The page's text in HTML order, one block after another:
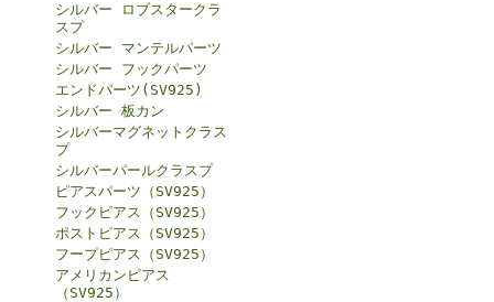
シルバー ロブスタークラ
スプ
シルバー マンテルパーツ
シルバー フックパーツ
エンドパーツ(SV925)
シルバー 板カン
シルバーマグネットクラス
プ
シルバーパールクラスプ
ピアスパーツ（SV925）
フックピアス（SV925）
ポストピアス（SV925）
フープピアス（SV925）
アメリカンピアス
（SV925）